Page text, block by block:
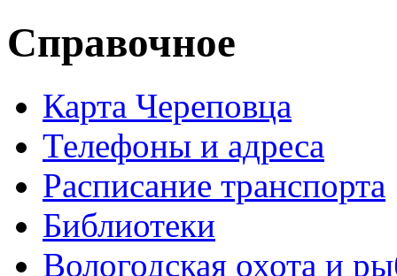
Справочное
Карта Череповца
Телефоны и адреса
Расписание транспорта
Библиотеки
Вологодская охота и